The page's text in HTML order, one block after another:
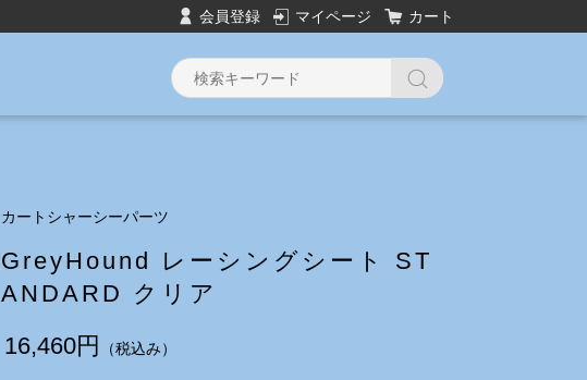
会員登録 マイページ カート
カートシャーシーパーツ
GreyHound レーシングシート ST
ANDARD クリア
16,460円
（税込み）